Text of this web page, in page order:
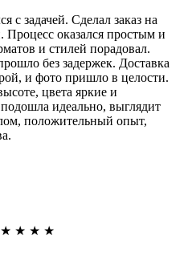
с задачей. Сделал заказ на
Процесс оказался простым и
и стилей порадовал.
без задержек. Доставка
и фото пришло в целости.
цвета яркие и
идеально, выглядит
положительный опыт,
★ ★ ★ ★